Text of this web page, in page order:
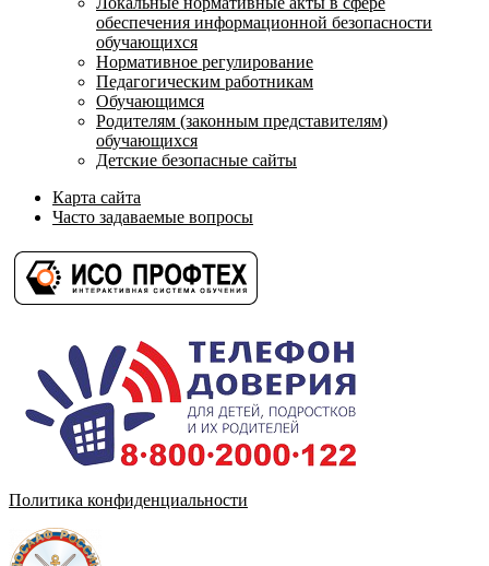
обеспечения информационной безопасности
обучающихся
Нормативное регулирование
Педагогическим работникам
Обучающимся
Родителям (законным представителям)
обучающихся
Детские безопасные сайты
Карта сайта
Часто задаваемые вопросы
Политика конфиденциальности